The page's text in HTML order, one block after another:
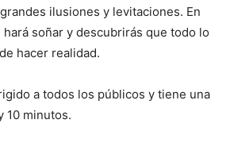
ilusiones y levitaciones. En
soñar y descubrirás que todo lo
hacer realidad.
a todos los públicos y tiene una
10 minutos.